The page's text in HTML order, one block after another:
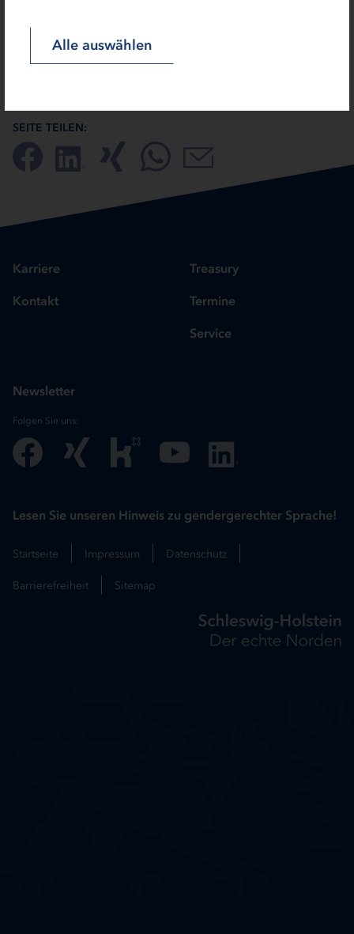
Alle auswählen
Zur Startseite der Sozialen Wohnraumförderung
SEITE TEILEN:
Karriere
Kontakt
Treasury
Termine
Service
Newsletter
Folgen Sie uns:
Lesen Sie unseren Hinweis zu gendergerechter Sprache!
Startseite Impressum Datenschutz
Barrierefreiheit Sitemap